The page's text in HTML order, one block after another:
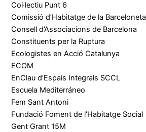
Col·lectiu Punt 6
Comissió d’Habitatge de la Barceloneta
Consell d’Associacions de Barcelona
Constituents per la Ruptura
Ecologistes en Acció Catalunya
ECOM
EnClau d’Espais Integrals SCCL
Escuela Mediterráneo
Fem Sant Antoni
Fundació Foment de l’Habitatge Social
Gent Grant 15M